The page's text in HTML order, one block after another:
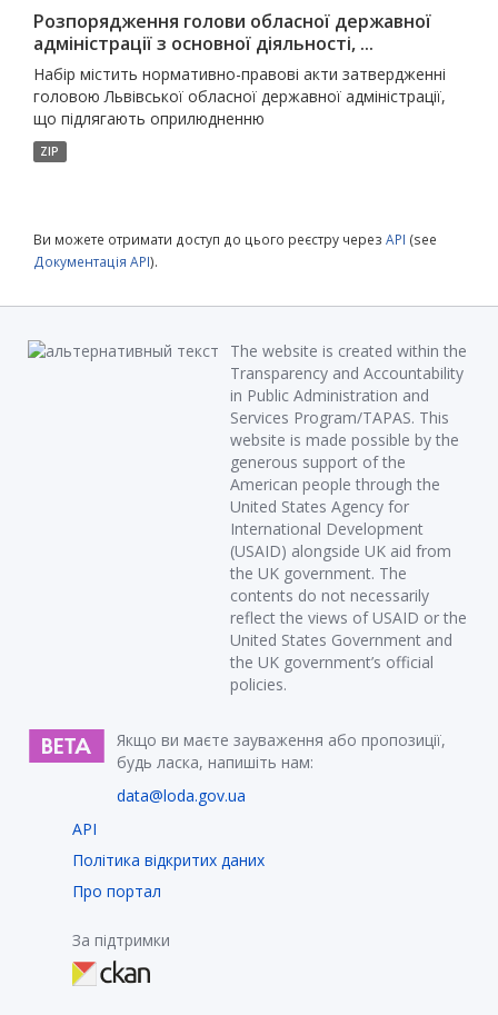
Розпорядження голови обласної державної
адміністрації з основної діяльності, ...
Набір містить нормативно-правові акти затвердженні
головою Львівської обласної державної адміністрації,
що підлягають оприлюдненню
ZIP
Ви можете отримати доступ до цього реєстру через API (see
Документація API).
The website is created within the
Transparency and Accountability
in Public Administration and
Services Program/TAPAS. This
website is made possible by the
generous support of the
American people through the
United States Agency for
International Development
(USAID) alongside UK aid from
the UK government. The
contents do not necessarily
reflect the views of USAID or the
United States Government and
the UK government’s official
policies.
Якщо ви маєте зауваження або пропозиції,
будь ласка, напишіть нам:
data@loda.gov.ua
API
Політика відкритих даних
Про портал
За підтримки